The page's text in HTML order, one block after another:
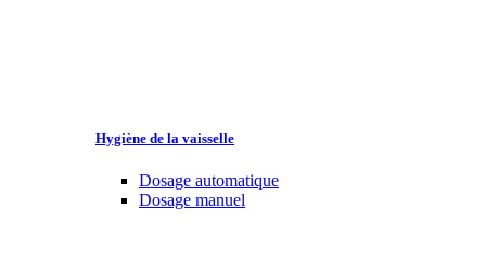
Hygiène de la vaisselle
Dosage automatique
Dosage manuel